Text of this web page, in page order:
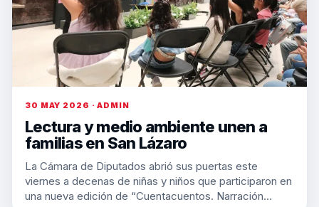
30 MAY 2026 · ADMIN
Lectura y medio ambiente unen a
familias en San Lázaro
La Cámara de Diputados abrió sus puertas este
viernes a decenas de niñas y niños que participaron en
una nueva edición de “Cuentacuentos. Narración…